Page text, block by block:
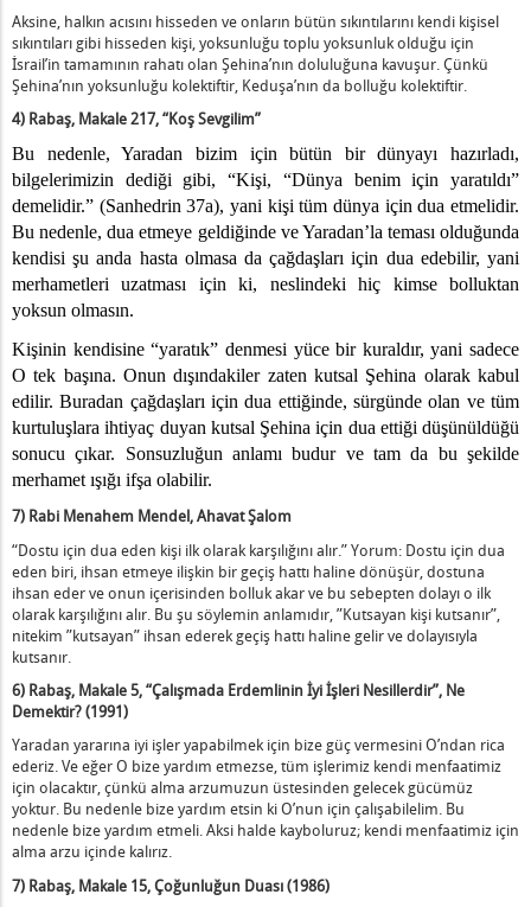
Aksine, halkın acısını hisseden ve onların bütün sıkıntılarını kendi kişisel
sıkıntıları gibi hisseden kişi, yoksunluğu toplu yoksunluk olduğu için
İsrail’in tamamının rahatı olan Şehina’nın doluluğuna kavuşur. Çünkü
Şehina’nın yoksunluğu kolektiftir, Keduşa’nın da bolluğu kolektiftir.
4) Rabaş, Makale 217, “Koş Sevgilim”
Bu nedenle, Yaradan bizim için bütün bir dünyayı hazırladı,
bilgelerimizin dediği gibi,“Kişi, “Dünya benim için yaratıldı”
demelidir.” (Sanhedrin 37a), yani kişi tüm dünya için dua etmelidir.
Bu nedenle, dua etmeye geldiğinde ve Yaradan’la teması olduğunda
kendisi şu anda hasta olmasa da çağdaşları için dua edebilir, yani
merhametleri uzatması için ki, neslindeki hiç kimse bolluktan
yoksun olmasın.
Kişinin kendisine“yaratık” denmesi yüce bir kuraldır, yani sadece
O tek başına. Onun dışındakiler zaten kutsal Şehina olarak kabul
edilir. Buradan çağdaşları için dua ettiğinde, sürgünde olan ve tüm
kurtuluşlara ihtiyaç duyan kutsal Şehina için dua ettiği düşünüldüğü
sonucu çıkar. Sonsuzluğun anlamı budur ve tam da bu şekilde
merhamet ışığı ifşa olabilir.
7) Rabi Menahem Mendel, Ahavat Şalom
“Dostu için dua eden kişi ilk olarak karşılığını alır.” Yorum: Dostu için dua
eden biri, ihsan etmeye ilişkin bir geçiş hattı haline dönüşür, dostuna
ihsan eder ve onun içerisinden bolluk akar ve bu sebepten dolayı o ilk
olarak karşılığını alır. Bu şu söylemin anlamıdır, ”Kutsayan kişi kutsanır”,
nitekim ”kutsayan” ihsan ederek geçiş hattı haline gelir ve dolayısıyla
kutsanır.
6) Rabaş, Makale 5, “Çalışmada Erdemlinin İyi İşleri Nesillerdir”, Ne
Demektir? (1991)
Yaradan yararına iyi işler yapabilmek için bize güç vermesini O’ndan rica
ederiz. Ve eğer O bize yardım etmezse, tüm işlerimiz kendi menfaatimiz
için olacaktır, çünkü alma arzumuzun üstesinden gelecek gücümüz
yoktur. Bu nedenle bize yardım etsin ki O’nun için çalışabilelim. Bu
nedenle bize yardım etmeli. Aksi halde kayboluruz; kendi menfaatimiz için
alma arzu içinde kalırız.
7) Rabaş, Makale 15, Çoğunluğun Duası (1986)